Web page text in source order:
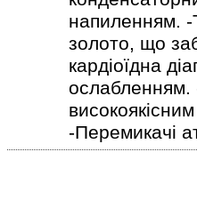
напиленням. -
золото, що
кардіоїдна
ослабленням.
-Перемикачі